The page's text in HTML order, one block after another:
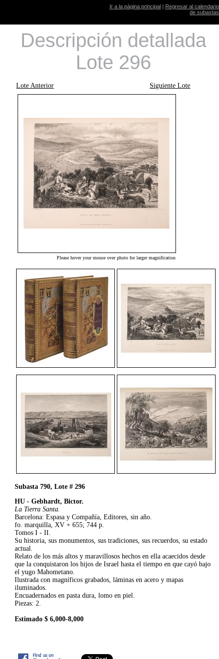
Ir a la página principal | Regresar al calendario
de subastas
Descripción detallada
Lote 296
Lote Anterior Siguiente Lote
Please hover your mouse over photo for larger magnification
Subasta 790, Lote # 296
HU - Gebhardt, Bictor.
La Tierra Santa.
Barcelona: Espasa y Compañía, Editores, sin año.
fo. marquilla, XV + 655; 744 p.
Tomos I - II.
Su historia, sus monumentos, sus tradiciones, sus recuerdos, su estado
actual.
Relato de los más altos y maravillosos hechos en ella acaecidos desde
que la conquistaron los hijos de Israel hasta el tiempo en que cayó bajo
el yugo Mahometano.
Ilustrada con magníficos grabados, láminas en acero y mapas
iluminados.
Encuadernados en pasta dura, lomo en piel.
Piezas: 2.
Estimado $ 6,000-8,000